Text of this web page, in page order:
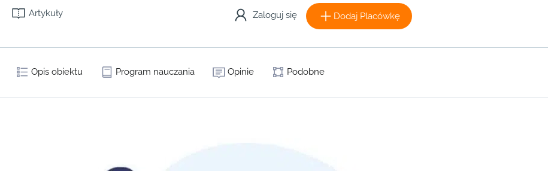
Artykuły Zaloguj się Dodaj Placówkę
Opis obiektu Program nauczania Opinie Podobne